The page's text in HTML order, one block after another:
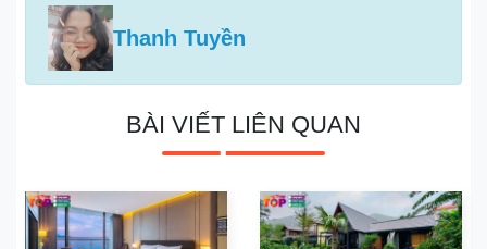
Thanh Tuyền
BÀI VIẾT LIÊN QUAN